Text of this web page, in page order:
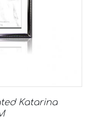
Katarina